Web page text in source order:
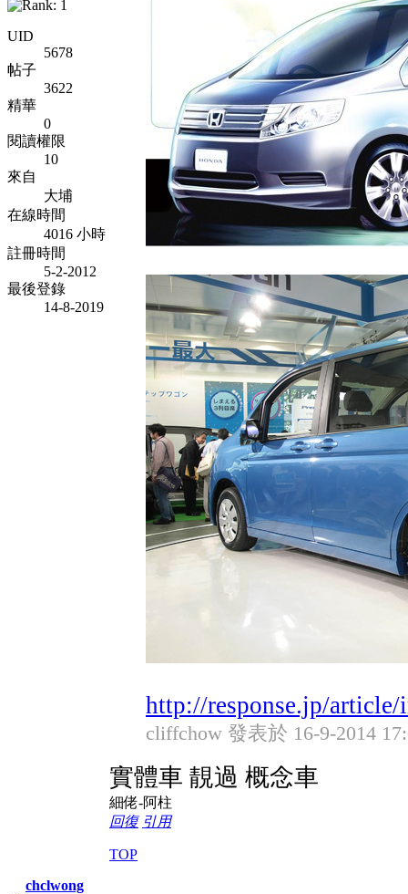
UID
5678
帖子
3622
精華
0
閱讀權限
10
來自
大埔
在線時間
4016 小時
註冊時間
5-2-2012
最後登錄
14-8-2019
http://response.jp/article/
cliffchow 發表於 16-9-2014
實體車 靚過 概念車
細佬-阿柱
回復 引用
TOP
chclwong